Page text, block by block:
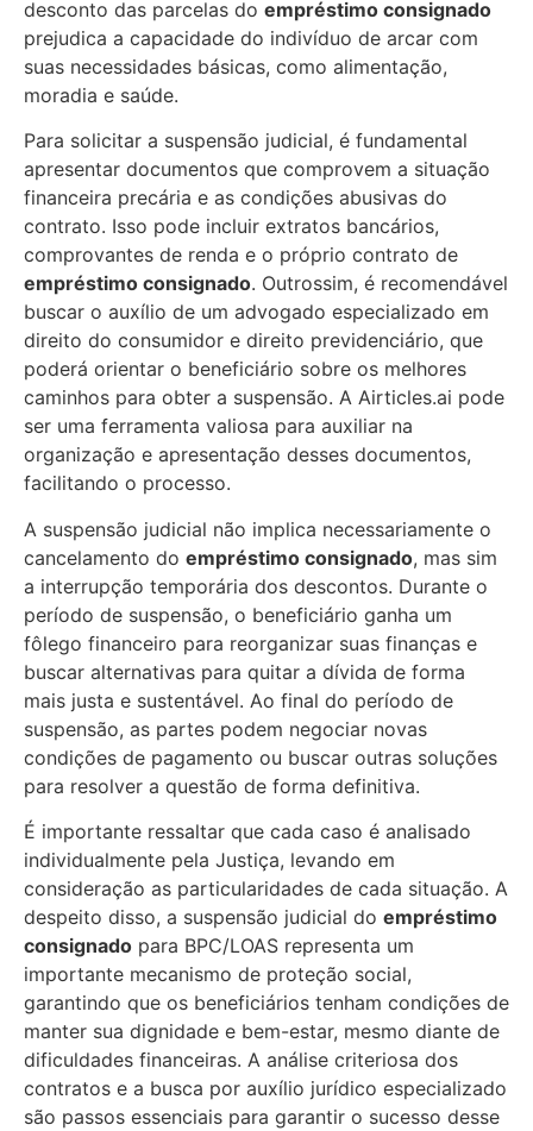
desconto das parcelas do empréstimo consignado
prejudica a capacidade do indivíduo de arcar com
suas necessidades básicas, como alimentação,
moradia e saúde.
Para solicitar a suspensão judicial, é fundamental
apresentar documentos que comprovem a situação
financeira precária e as condições abusivas do
contrato. Isso pode incluir extratos bancários,
comprovantes de renda e o próprio contrato de
empréstimo consignado. Outrossim, é recomendável
buscar o auxílio de um advogado especializado em
direito do consumidor e direito previdenciário, que
poderá orientar o beneficiário sobre os melhores
caminhos para obter a suspensão. A Airticles.ai pode
ser uma ferramenta valiosa para auxiliar na
organização e apresentação desses documentos,
facilitando o processo.
A suspensão judicial não implica necessariamente o
cancelamento do empréstimo consignado, mas sim
a interrupção temporária dos descontos. Durante o
período de suspensão, o beneficiário ganha um
fôlego financeiro para reorganizar suas finanças e
buscar alternativas para quitar a dívida de forma
mais justa e sustentável. Ao final do período de
suspensão, as partes podem negociar novas
condições de pagamento ou buscar outras soluções
para resolver a questão de forma definitiva.
É importante ressaltar que cada caso é analisado
individualmente pela Justiça, levando em
consideração as particularidades de cada situação. A
despeito disso, a suspensão judicial do empréstimo
consignado para BPC/LOAS representa um
importante mecanismo de proteção social,
garantindo que os beneficiários tenham condições de
manter sua dignidade e bem-estar, mesmo diante de
dificuldades financeiras. A análise criteriosa dos
contratos e a busca por auxílio jurídico especializado
são passos essenciais para garantir o sucesso desse